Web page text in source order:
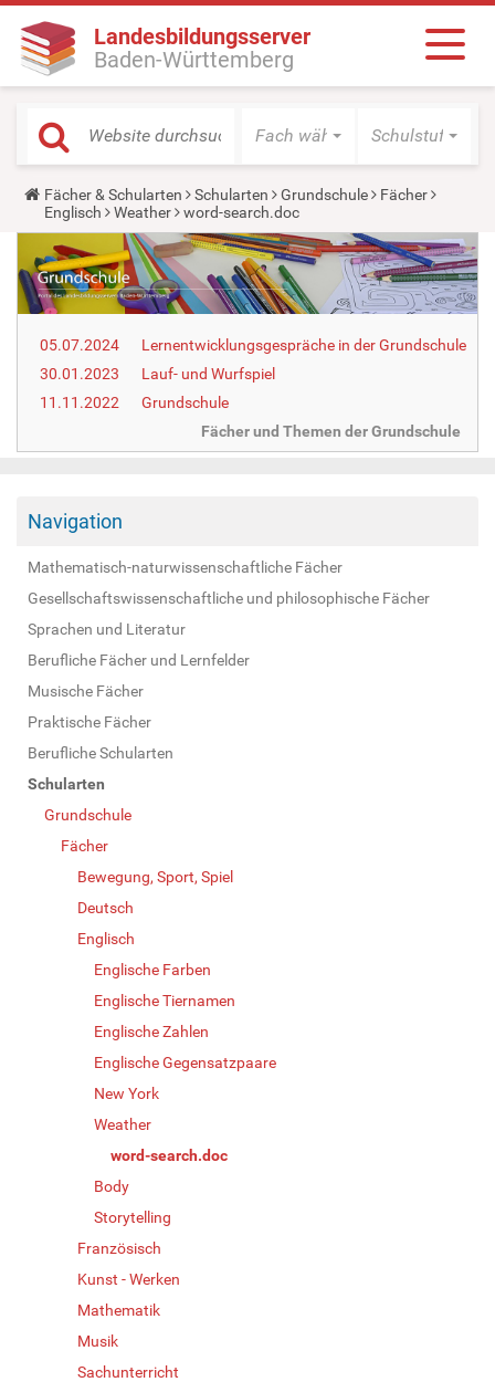
Landesbildungsserver
Baden-Württemberg
Fach wählen Schulstufe
Y
o
u
r
e
h
e
e
:
Fächer & Schularten Schularten Grundschule
Fächer
Englisch
Weather word-search.doc
05.07.2024
Lernentwicklungsgespräche in der Grundschule
30.01.2023
Lauf- und Wurfspiel
11.11.2022
Grundschule
Fächer und Themen der Grundschule
Navigation
Mathematisch-naturwissenschaftliche Fächer
Gesellschaftswissenschaftliche und philosophische Fächer
Sprachen und Literatur
Berufliche Fächer und Lernfelder
Musische Fächer
Praktische Fächer
Berufliche Schularten
Schularten
Grundschule
Fächer
Bewegung, Sport, Spiel
Deutsch
Englisch
Englische Farben
Englische Tiernamen
Englische Zahlen
Englische Gegensatzpaare
New York
Weather
word-search.doc
Body
Storytelling
Französisch
Kunst - Werken
Mathematik
Musik
Sachunterricht